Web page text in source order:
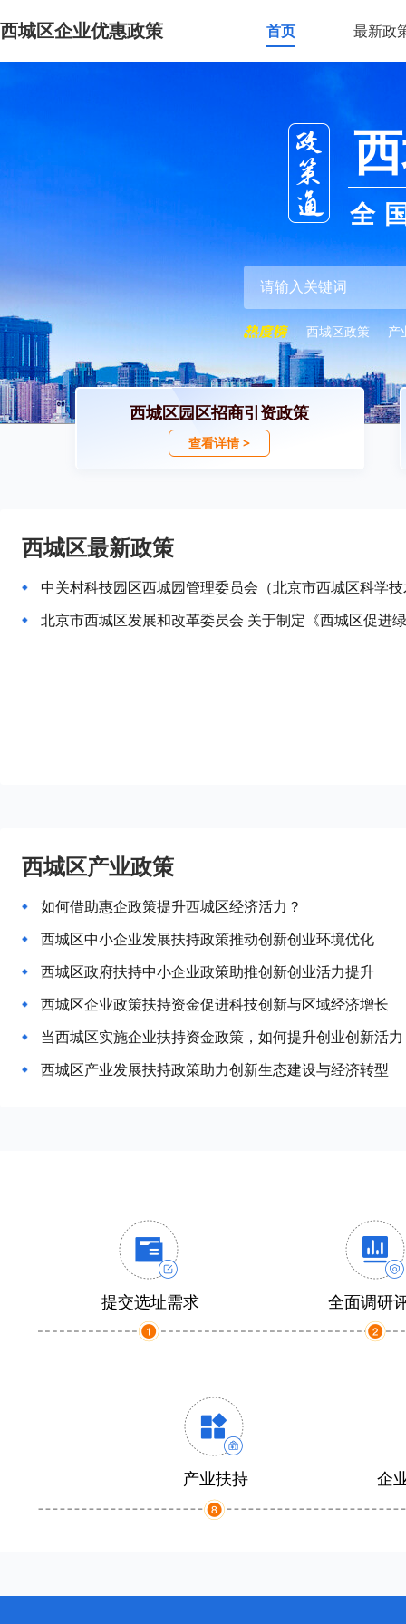
西城区企业优惠政策 首页 最新政
全
西城区政策 产
西城区园区招商引资政策
查看详情 >
西城区最新政策
西城区产业政策
如何借助惠企政策提升西城区经济活力？
西城区中小企业发展扶持政策推动创新创业环境优化
西城区政府扶持中小企业政策助推创新创业活力提升
西城区企业政策扶持资金促进科技创新与区域经济增长
当西城区实施企业扶持资金政策，如何提升创业创新活
西城区产业发展扶持政策助力创新生态建设与经济转型
提交选址需求 全面调研
产业扶持 企